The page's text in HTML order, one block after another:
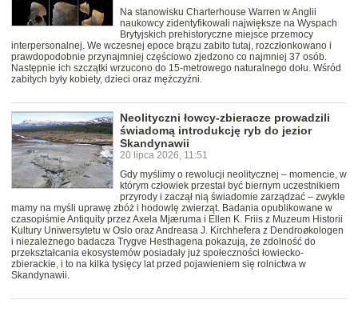
Na stanowisku Charterhouse Warren w Anglii
naukowcy zidentyfikowali największe na Wyspach
Brytyjskich prehistoryczne miejsce przemocy
interpersonalnej. We wczesnej epoce brązu zabito tutaj, rozczłonkowano i
prawdopodobnie przynajmniej częściowo zjedzono co najmniej 37 osób.
Następnie ich szczątki wrzucono do 15-metrowego naturalnego dołu. Wśród
zabitych były kobiety, dzieci oraz mężczyźni.
Neolityczni łowcy-zbieracze prowadzili
świadomą introdukcję ryb do jezior
Skandynawii
20 lipca 2026, 11:51
Gdy myślimy o rewolucji neolitycznej – momencie, w
którym człowiek przestał być biernym uczestnikiem
przyrody i zaczął nią świadomie zarządzać – zwykle
mamy na myśli uprawę zbóż i hodowlę zwierząt. Badania opublikowane w
czasopiśmie Antiquity przez Axela Mjæruma i Ellen K. Friis z Muzeum Historii
Kultury Uniwersytetu w Oslo oraz Andreasa J. Kirchhefera z Dendroøkologen
i niezależnego badacza Trygve Hesthagena pokazują, że zdolność do
przekształcania ekosystemów posiadały już społeczności łowiecko-
zbierackie, i to na kilka tysięcy lat przed pojawieniem się rolnictwa w
Skandynawii.